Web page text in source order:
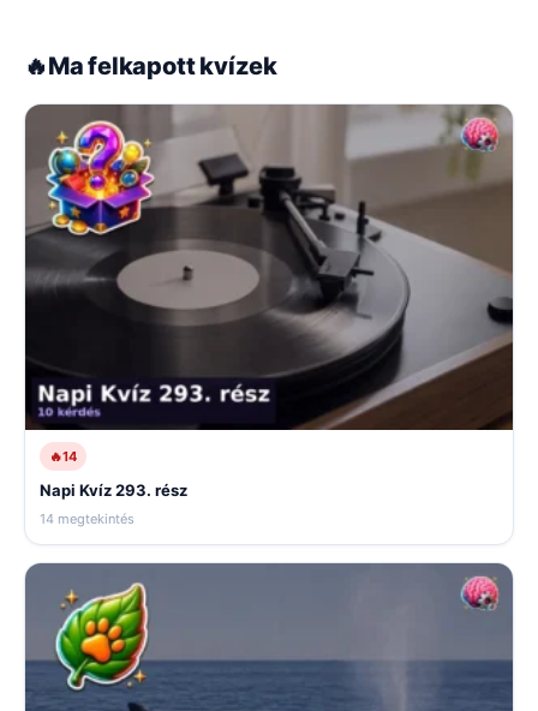
🔥Ma felkapott kvízek
🔥14
Napi Kvíz 293. rész
14 megtekintés